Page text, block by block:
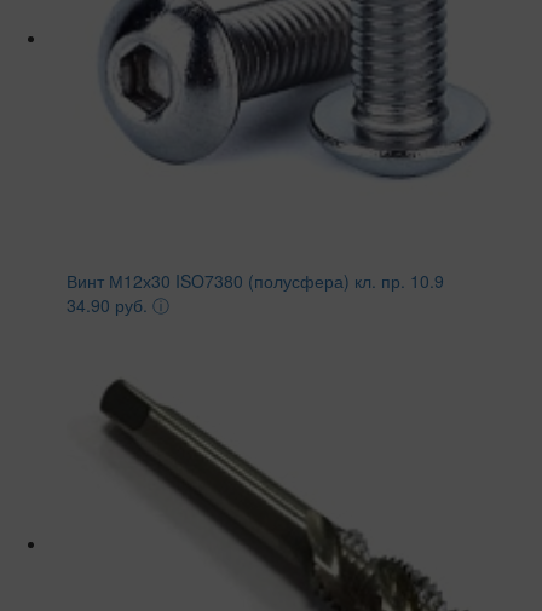
Винт М12х30 ISO7380 (полусфера) кл. пр. 10.9
34.90 руб. ⓘ